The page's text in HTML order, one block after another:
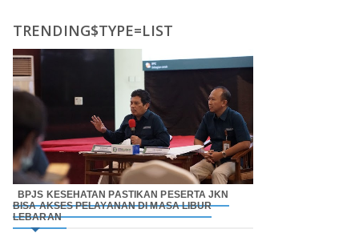
TRENDING$TYPE=LIST
BPJS KESEHATAN PASTIKAN PESERTA JKN
BISA AKSES PELAYANAN DI MASA LIBUR
LEBARAN